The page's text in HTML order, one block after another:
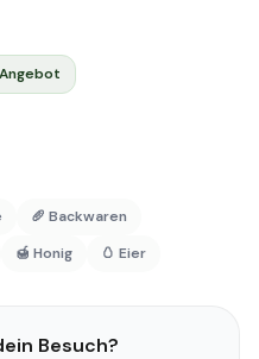
🥖 Backwaren
🍯 Honig 🥚 Eier
Besuch?